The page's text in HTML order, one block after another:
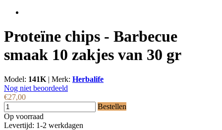
Proteïne chips - Barbecue
smaak 10 zakjes van 30 gr
Model: 141K | Merk: Herbalife
Nog niet beoordeeld
€27,00
Bestellen
Op voorraad
Levertijd: 1-2 werkdagen